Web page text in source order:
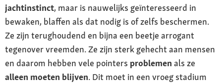
jachtinstinct, maar is nauwelijks geïnteresseerd in
bewaken, blaffen als dat nodig is of zelfs beschermen.
Ze zijn terughoudend en bijna een beetje arrogant
tegenover vreemden. Ze zijn sterk gehecht aan mensen
en daarom hebben vele pointers problemen als ze
alleen moeten blijven. Dit moet in een vroeg stadium